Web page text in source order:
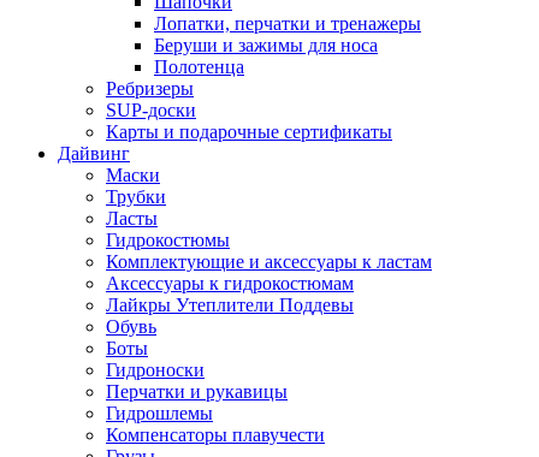
Лопатки, перчатки и тренажеры
Беруши и зажимы для носа
Полотенца
Ребризеры
SUP-доски
Карты и подарочные сертификаты
Дайвинг
Маски
Трубки
Ласты
Гидрокостюмы
Комплектующие и аксессуары к ластам
Аксессуары к гидрокостюмам
Лайкры Утеплители Поддевы
Обувь
Боты
Гидроноски
Перчатки и рукавицы
Гидрошлемы
Компенсаторы плавучести